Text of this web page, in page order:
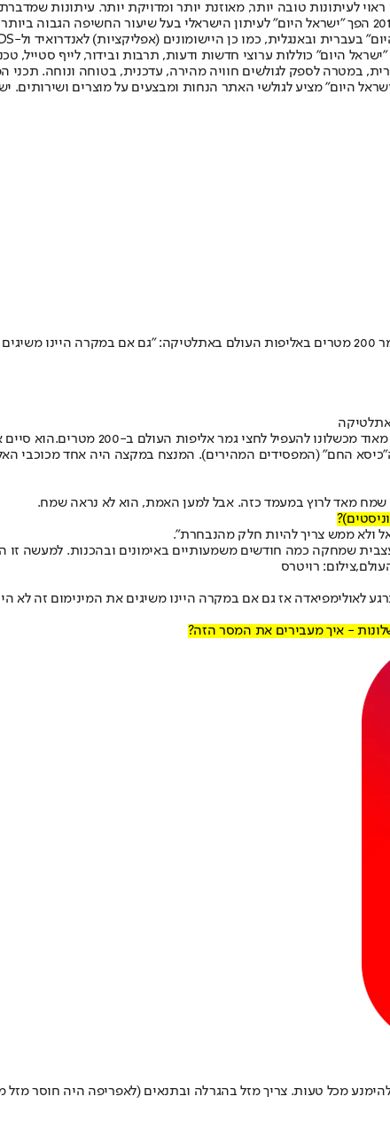
לעיתונות טובה יותר, מאוזנת יותר ומדויקת יותר. עיתונות
תשלום. המהדורה המודפסת הראשונה פורסמה ב-30 ביולי 2007, וב-2010 הפך "ישראל היום" לעיתון
היום" כוללות ערוצי חדשות ודעות, תרבות ובידור, לייף סטייל,
במטרה לספק לגולשים חוויה מהירה, עדכנית, בטוחה ונוחה.
היום" מציע לגולשי האתר הנחות ומבצעים על מוצרים ושירותים.
מאמנו של האצן הישראלי, יגאל בלון, מנמיך ציפיות אחרי אי ההעפלה לגמר 200 מטרים באליפות
מכשלונו להעפיל לחצי גמר אליפות העולם ב-200 מטרים.
הוא
שמח מאד לרוץ במעמד כזה. אבל למען האמת, הוא לא נראה שמח.
ולא ממש צריך להיות חלק מהנבחרת".
שמחקה כמה חודשים משמעותיים באימונים ובהכנות. למעשה
לאולימפיאדה אז גם אם במקרה היינו משיגים את המינימום זה
- איך מעבירים את המסר הזה?